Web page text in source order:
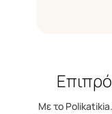
Με το